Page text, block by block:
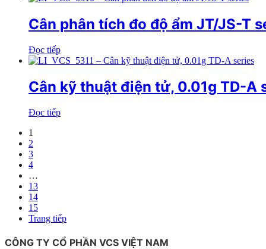
Cân phân tích đo độ ẩm JT/JS-T
Đọc tiếp
Cân kỹ thuật điện tử, 0.01g TD-A
Đọc tiếp
1
2
3
4
…
13
14
15
Trang tiếp
CÔNG TY CỔ PHẦN VCS VIỆT NAM